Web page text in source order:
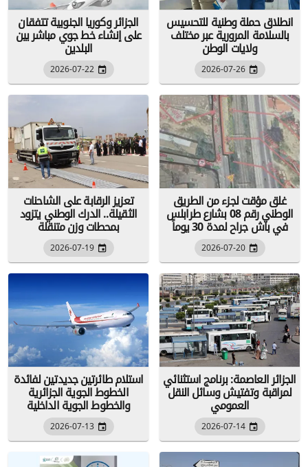
انطلاق حملة وطنية للتحسيس
بالسلامة المرورية عبر مختلف
ولايات الوطن
2026-07-26
الجزائر وكوريا الجنوبية تتفقان
على إنشاء خط جوي مباشر بين
البلدين
2026-07-22
غلق مؤقت لجزء من الطريق
الوطني رقم 08 بشارع طرابلس
في باش جراح لمدة 30 يوماً
2026-07-20
تعزيز الرقابة على الشاحنات
الثقيلة.. الدرك الوطني يتزود
بمحطات وزن متنقلة
2026-07-19
الجزائر العاصمة: برنامج استثنائي
لمراقبة وتفتيش وسائل النقل
العمومي
2026-07-14
استلام طائرتين جديدتين لفائدة
الخطوط الجوية الجزائرية
والخطوط الجوية الداخلية
2026-07-13